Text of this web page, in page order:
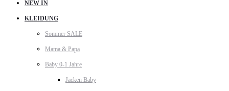
NEW IN
KLEIDUNG
Sommer SALE
Mama & Papa
Baby 0-1 Jahre
Jacken Baby